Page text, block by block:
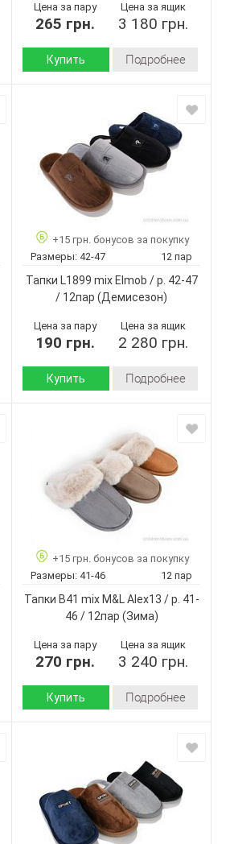
Цена за пару
265 грн.
Цена за ящик
3 180 грн.
Купить Подробнее
искусственная
кожа
Материал
внутри:
флис
Подошва : Пвх
Бренд: No brand
Артикул: L1901 mix
Размер: 40-45
Кол-во пар: 12
Цвет: Микс
Пол: Мужчины
+15 грн. бонусов за покупку
Размеры: 42-47 12 пар
Тапки L1899 mix Elmob / p. 42-47
/ 12пар (Демисезон)
Цена за пару
190 грн.
Цена за ящик
2 280 грн.
Купить Подробнее
флис
Материал внутри: текстиль
Подошва : Пвх
Страна
производитель:
Китай
Артикул:
Размер:
Микс
+15 грн. бонусов за покупку
Размеры: 41-46 12 пар
Тапки B41 mix M&L Alex13 / p. 41-
46 / 12пар (Зима)
Цена за пару
270 грн.
Цена за ящик
3 240 грн.
Купить Подробнее
Пвх
Страна
производитель:
Китай
Бренд: No brand